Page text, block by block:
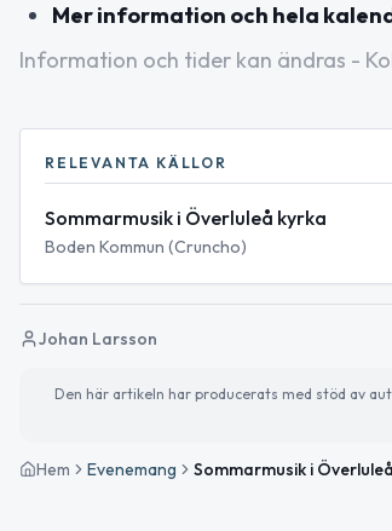
Mer information och hela
Information och tider kan ändras -
RELEVANTA KÄLLOR
Sommarmusik i Överluleå kyrka
Boden Kommun (Cruncho)
Johan Larsson
Den här artikeln har producerats med stöd av
Hem Evenemang